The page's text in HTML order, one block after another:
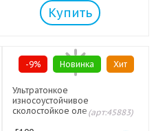
Купить
-9% Новинка Хит
Ультратонкое
износоустойчивое
сколостойкое олеофобное
(арт:45883)